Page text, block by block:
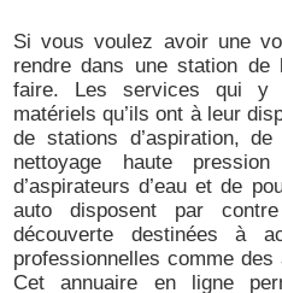
Si vous voulez avoir une
rendre dans une station de
faire. Les services qui y
matériels qu’ils ont à leur
de stations d’aspiration,
nettoyage haute
d’aspirateurs d’eau et de
auto disposent par
découverte destinées à
professionnelles comme
Cet annuaire en ligne